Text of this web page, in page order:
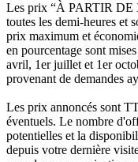
Les prix “À PARTIR DE
toutes les demi-heures et
prix maximum et
en pourcentage sont
avril, 1er juillet et 1er
provenant de demandes
Les prix annoncés sont
éventuels. Le nombre
potentielles et la
depuis votre dernière